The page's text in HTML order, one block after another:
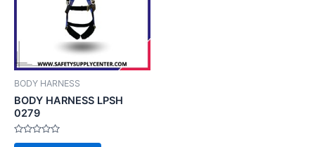
BODY HARNESS
BODY HARNESS LPSH
0279
Rated